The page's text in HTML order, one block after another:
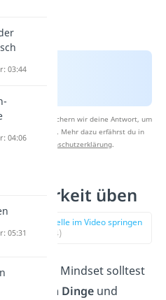
speichern wir deine Antwort, um
zu verbessern. Mehr dazu erfährst du in
Datenschutzerklärung.
üben
zur Stelle im Video springen
(00:54)
positives Mindset solltest
guten Dinge und
03:44
04:06
05:31